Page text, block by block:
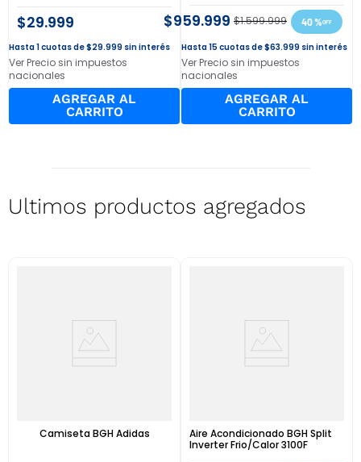
$29.999
1 $29.999 sin interés
Ver Precio sin impuestos
nacionales
AGREGAR AL
CARRITO
40 %
$959.999 $1.599.999
15 $63.999 sin interés
Ver Precio sin impuestos
nacionales
AGREGAR AL
CARRITO
Ultimos productos agregados
Camiseta BGH Adidas
Aire Acondicionado BGH Split
Inverter Frio/Calor 3100F